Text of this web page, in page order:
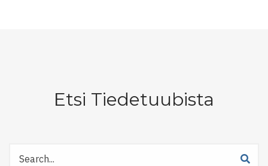
Etsi Tiedetuubista